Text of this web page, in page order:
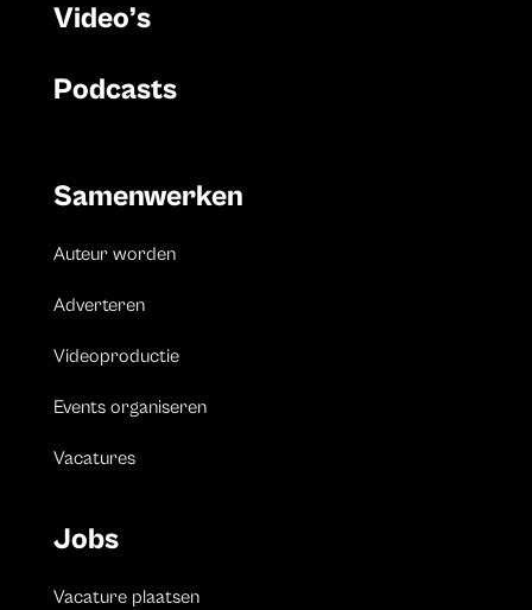
Video’s
Podcasts
Samenwerken
Auteur worden
Adverteren
Videoproductie
Events organiseren
Vacatures
Jobs
Vacature plaatsen